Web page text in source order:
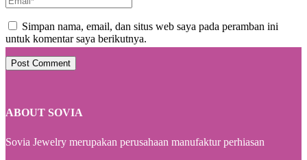
Simpan nama, email, dan situs web saya pada peramban ini
untuk komentar saya berikutnya.
Post Comment
ABOUT SOVIA
Sovia Jewelry merupakan perusahaan manufaktur perhiasan